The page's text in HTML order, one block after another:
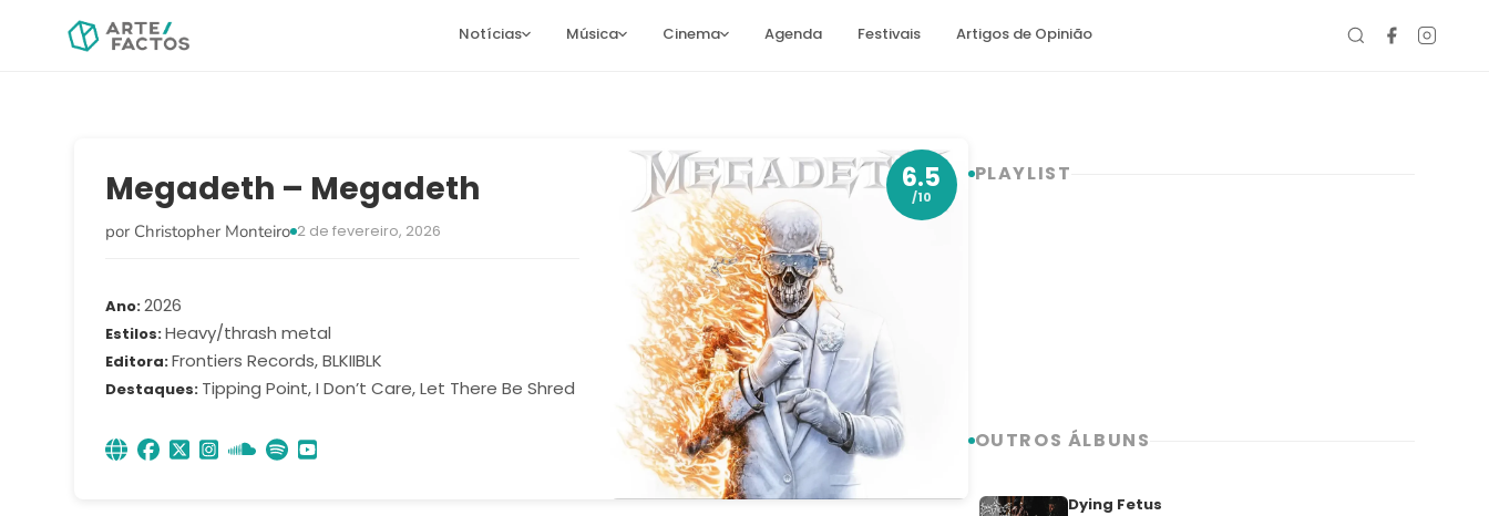
Notícias Música Cinema Agenda Festivais Artigos de Opinião
Megadeth – Megadeth
por Christopher Monteiro 2 de fevereiro, 2026
Ano 2026
Estilos Heavy/thrash metal
Editora Frontiers Records, BLKIIBLK
Destaques Tipping Point, I Don’t Care, Let There Be Shred
6.5
/10
PLAYLIST
OUTROS ÁLBUNS
Dying Fetus